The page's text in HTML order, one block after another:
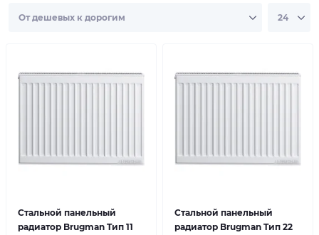
Стальной панельный
радиатор Brugman Tип 11
Стальной панельный
радиатор Brugman Tип 22